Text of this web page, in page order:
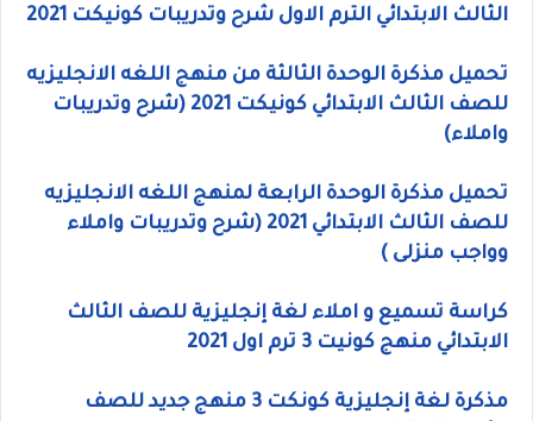
الثالث الابتدائي الترم الاول شرح وتدريبات كونيكت 2021
تحميل مذكرة الوحدة الثالثة من منهج اللغه الانجليزيه
للصف الثالث الابتدائي كونيكت 2021 (شرح وتدريبات
واملاء)
تحميل مذكرة الوحدة الرابعة لمنهج اللغه الانجليزيه
للصف الثالث الابتدائي 2021 (شرح وتدريبات واملاء
وواجب منزلى )
كراسة تسميع و املاء لغة إنجليزية للصف الثالث
الابتدائي منهج كونيت 3 ترم اول 2021
مذكرة لغة إنجليزية كونكت 3 منهج جديد للصف